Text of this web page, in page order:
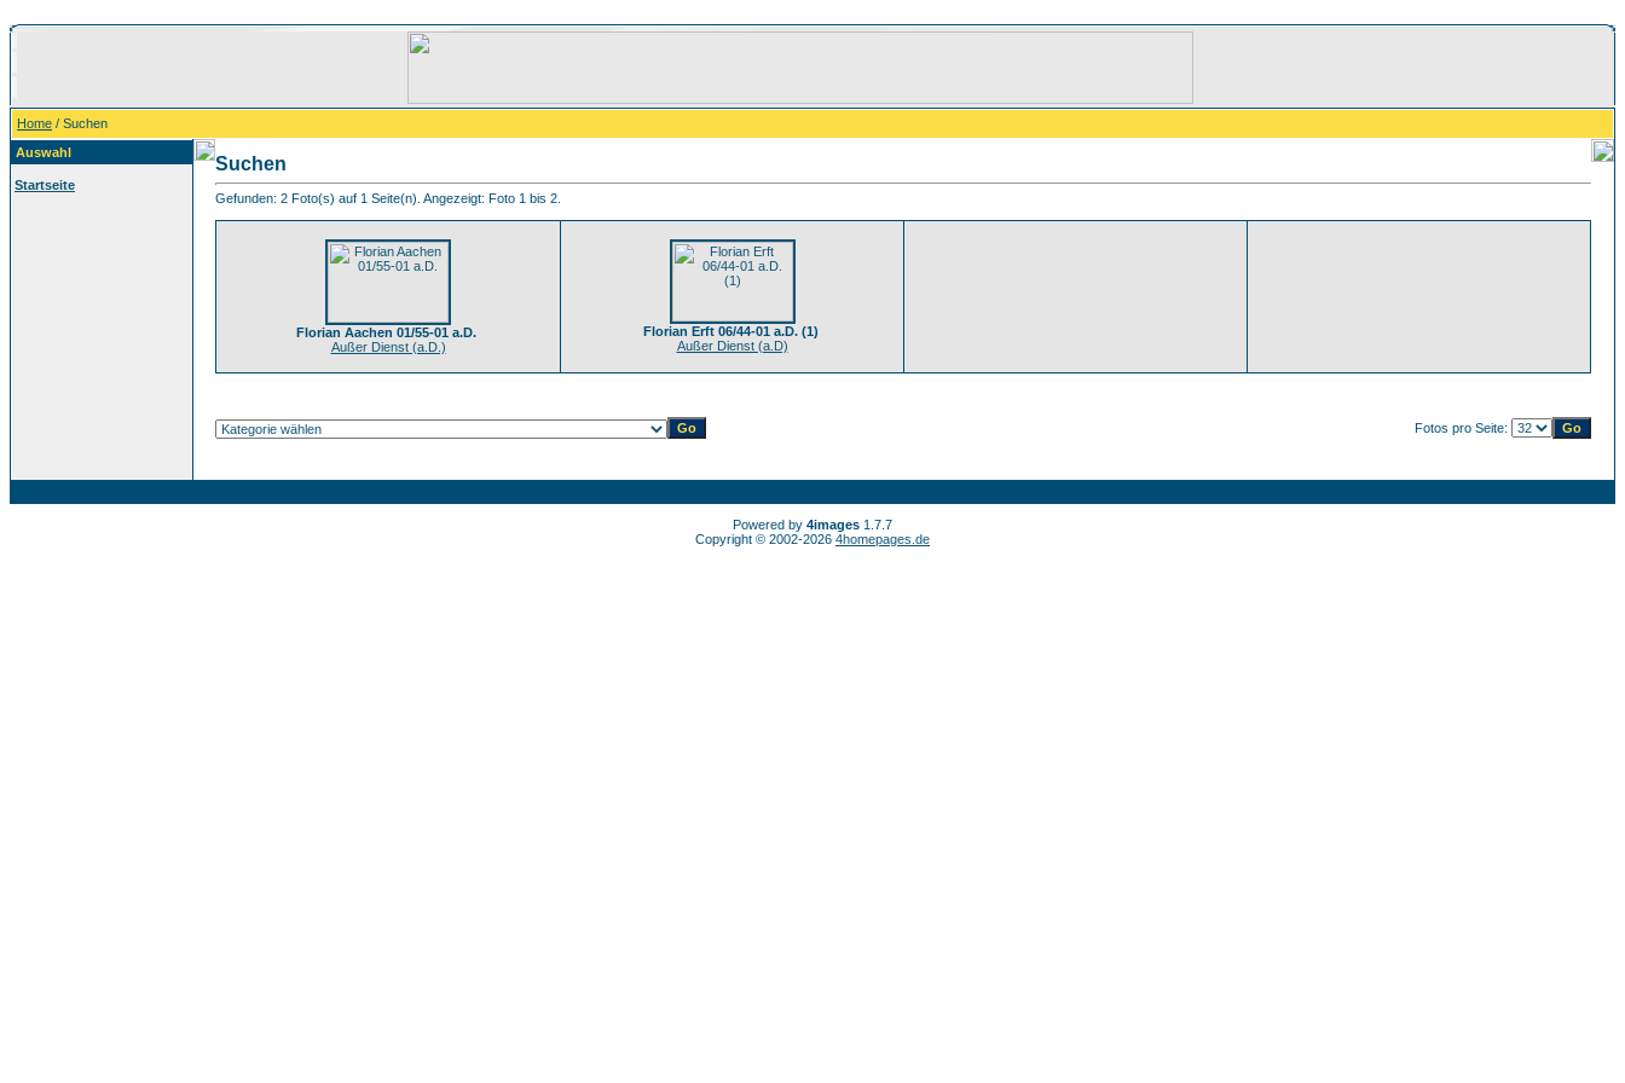
Home / Suchen
Auswahl
Startseite
Suchen
Gefunden: 2 Foto(s) auf 1 Seite(n). Angezeigt: Foto 1 bis 2.
Florian Aachen 01/55-01 a.D.
Außer Dienst (a.D.)
Florian Erft 06/44-01 a.D. (1)
Außer Dienst (a.D)
Fotos pro Seite:
Powered by 4images 1.7.7
Copyright © 2002-2026 4homepages.de